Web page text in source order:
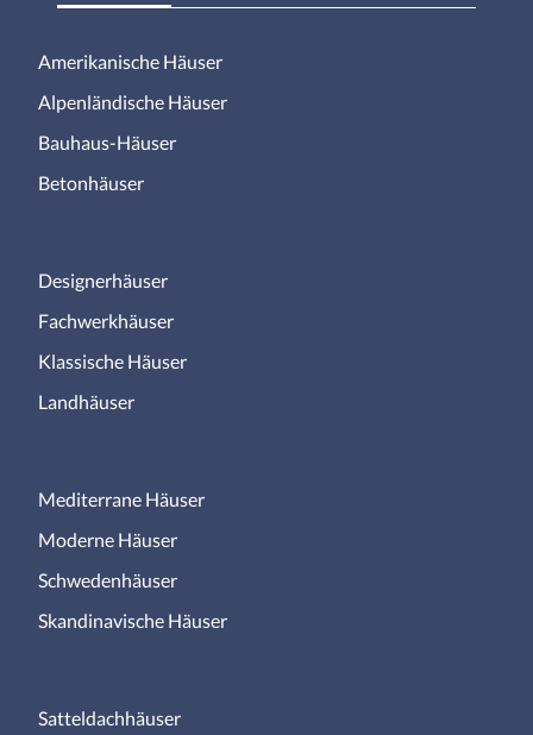
Amerikanische Häuser
Alpenländische Häuser
Bauhaus-Häuser
Betonhäuser
Designerhäuser
Fachwerkhäuser
Klassische Häuser
Landhäuser
Mediterrane Häuser
Moderne Häuser
Schwedenhäuser
Skandinavische Häuser
Satteldachhäuser